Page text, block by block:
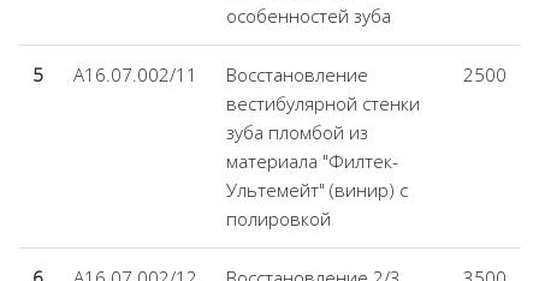
особенностей зуба
5 А16.07.002/11
Восстановление
вестибулярной стенки
зуба пломбой из
материала "Филтек-
Ультемейт" (винир) с
полировкой
2500